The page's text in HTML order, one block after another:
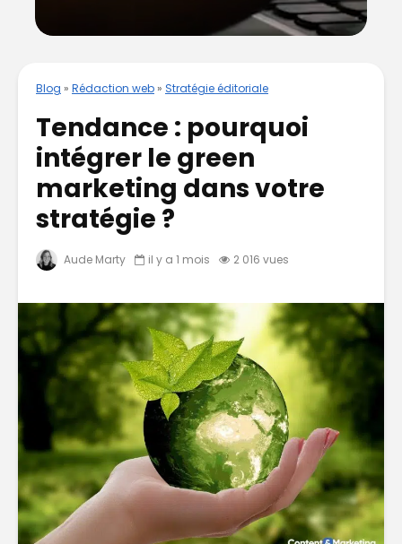
Blog » Rédaction web » Stratégie éditoriale
Tendance : pourquoi
intégrer le green
marketing dans votre
stratégie ?
Aude Marty il y a 1 mois 2 016 vues